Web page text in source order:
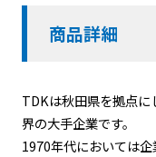
商品詳細
TDKは秋田県を拠点
界の大手企業です。
1970年代においては